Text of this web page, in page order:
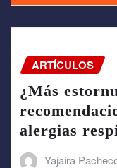
ARTÍCULOS
¿Más
alergias
Yajaira